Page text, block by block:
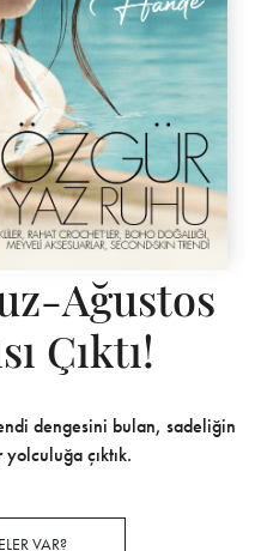
Ağustos
Çıktı!
dengesini bulan, sadeliğin
çıktık.
VAR?